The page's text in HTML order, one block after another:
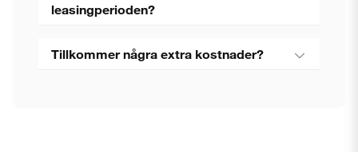
leasingperioden?
Tillkommer några extra kostnader?